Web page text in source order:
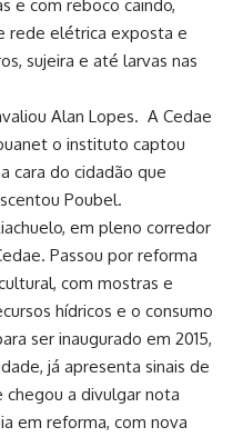
e com reboco caindo,
rede elétrica exposta e
sujeira e até larvas nas
Alan Lopes. A Cedae
o instituto captou
cara do cidadão que
Poubel.
em pleno corredor
Passou por reforma
com mostras e
hídricos e o consumo
ser inaugurado em 2015,
já apresenta sinais de
chegou a divulgar nota
em reforma, com nova